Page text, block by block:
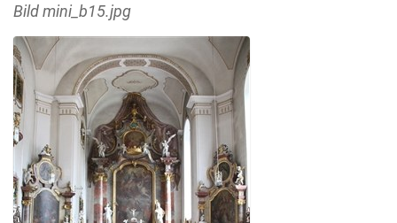
Bild mini_b15.jpg